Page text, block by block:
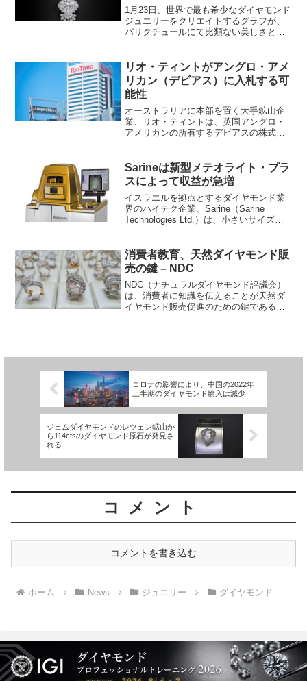
く極上のネックレスを発表
1月23日、世界で最も希少なダイヤモンド
ジュエリーをクリエイトするグラフが、
パリクチュールにて比類ない美しさと卓
ーコレクションを発表いたしました。中
でも特別な美しい輝き...
リオ・ティントがアングロ・アメ
リカン（デビアス）に入札する可
能性
オーストラリアに本部を置く大手鉱山企
業、リオ・ティントは、英国アングロ・
アメリカンの所有するデビアスの株式の
ストラリアズ・フィナンシャル・レビュ
ーによると、リオ・ティ...
Sarineは新型メテオライト・プラ
スによって収益が急増
イスラエルを拠点とするダイヤモンド業
界のハイテク企業、Sarine（Sarine
Technologies Ltd.）は、小さいサイズの
プラス（Meteorite Pl...
消費者教育、天然ダイヤモンド販
売の鍵 – NDC
NDC（ナチュラルダイヤモンド評議会）
は、消費者に知識を伝えることが天然ダ
イヤモンド販売促進のための鍵であるこ
コロナの影響により、中国の2022年
上半期のダイヤモンド輸入は減少
ジェムダイヤモンドのレツェン鉱山か
ら114ctsのダイヤモンド原石が発見さ
れる
コメント
コメントを書き込む
ホーム News ジュエリー ダイヤモンド